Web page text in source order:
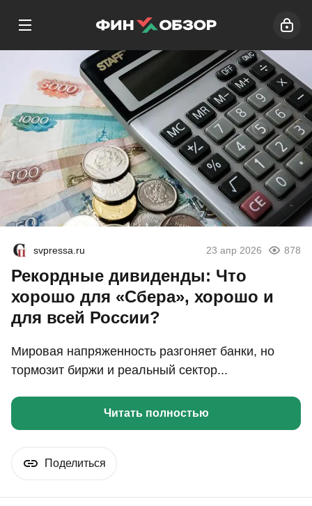
svpressa.ru 23 апр 2026 878
Рекордные дивиденды: Что
хорошо для «Сбера», хорошо и
для всей России?
Мировая напряженность разгоняет банки, но
тормозит биржи и реальный сектор...
Читать полностью
Поделиться